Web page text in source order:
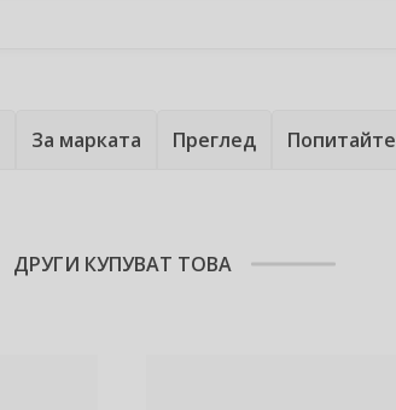
За марката Преглед Попитайте
ДРУГИ КУПУВАТ ТОВА